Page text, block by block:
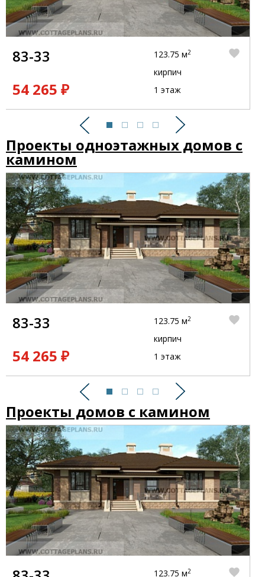
Предыдущий Следующий
83-33
54 265 ₽
123.75 м2
кирпич
1 этаж
Проекты одноэтажных домов с
камином
Предыдущий Следующий
83-33
54 265 ₽
123.75 м2
кирпич
1 этаж
Проекты домов с камином
123.75 м2